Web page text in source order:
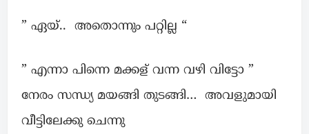
” ഏയ്‌.. അതൊന്നും പറ്റില്ല “
” എന്നാ പിന്നെ മക്കള് വന്ന വഴി വിട്ടോ ”
നേരം സന്ധ്യ മയങ്ങി തുടങ്ങി… അവളുമായി
വീട്ടിലേക്കു ചെന്നു